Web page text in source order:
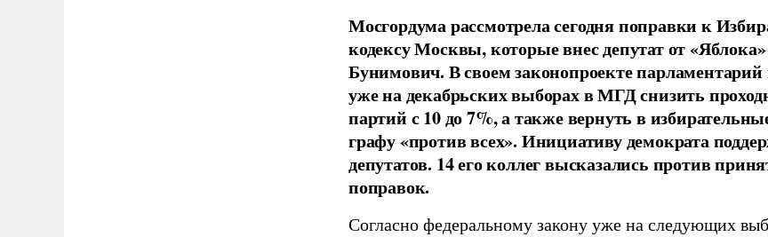
Мосгордума рассмотрела сегодня поправки к
кодексу Москвы, которые внес депутат от
Бунимович. В своем законопроекте парламентарий
уже на декабрьских выборах в МГД снизить
партий с 10 до 7%, а также вернуть в
графу «против всех». Инициативу демократа
депутатов. 14 его коллег высказались против
поправок.
Согласно федеральному закону уже на следующих